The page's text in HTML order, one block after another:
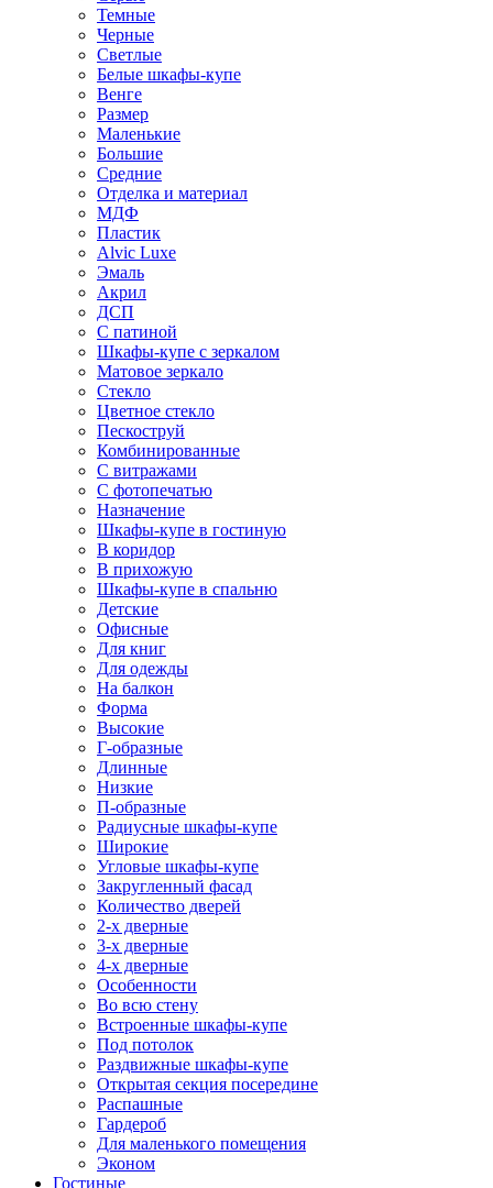
Темные
Черные
Светлые
Белые шкафы-купе
Венге
Размер
Маленькие
Большие
Средние
Отделка и материал
МДФ
Пластик
Alvic Luxe
Эмаль
Акрил
ДСП
С патиной
Шкафы-купе с зеркалом
Матовое зеркало
Стекло
Цветное стекло
Пескоструй
Комбинированные
С витражами
С фотопечатью
Назначение
Шкафы-купе в гостиную
В коридор
В прихожую
Шкафы-купе в спальню
Детские
Офисные
Для книг
Для одежды
На балкон
Форма
Высокие
Г-образные
Длинные
Низкие
П-образные
Радиусные шкафы-купе
Широкие
Угловые шкафы-купе
Закругленный фасад
Количество дверей
2-х дверные
3-х дверные
4-х дверные
Особенности
Во всю стену
Встроенные шкафы-купе
Под потолок
Раздвижные шкафы-купе
Открытая секция посередине
Распашные
Гардероб
Для маленького помещения
Эконом
Гостиные